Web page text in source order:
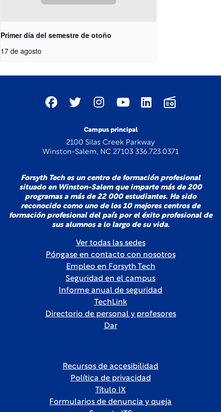
Primer día del semestre de otoño
17 de agosto
Campus principal
2100 Silas Creek Parkway
Winston-Salem, NC 27103 336.723.0371
Forsyth Tech es un centro de formación profesional
situado en Winston-Salem que imparte más de 200
programas a más de 22 000 estudiantes. Ha sido
reconocido como uno de los 10 mejores centros de
formación profesional del país por el éxito profesional de
sus alumnos a lo largo de su vida.
Ver todas las sedes
Póngase en contacto con nosotros
Empleo en Forsyth Tech
Seguridad en el campus
Informe anual de seguridad
TechLink
Directorio de personal y profesores
Dar
Recursos de accesibilidad
Política de privacidad
Título IX
Formularios de denuncia y queja